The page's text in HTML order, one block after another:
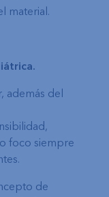
material.
además del
foco siempre
de